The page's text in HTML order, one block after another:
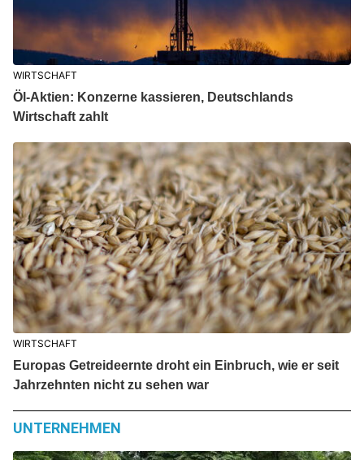
WIRTSCHAFT
Öl-Aktien: Konzerne kassieren, Deutschlands
Wirtschaft zahlt
WIRTSCHAFT
Europas Getreideernte droht ein Einbruch, wie er seit
Jahrzehnten nicht zu sehen war
UNTERNEHMEN